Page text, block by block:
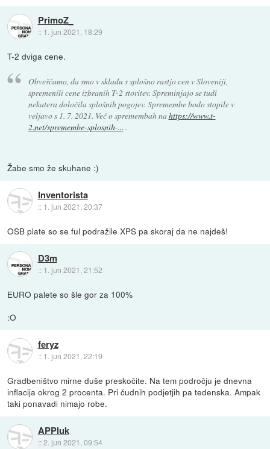
PrimoZ_
:: 1. jun 2021, 18:29
T-2 dviga cene.
Obveščamo, da smo v skladu s splošno rastjo cen v Sloveniji,
spremenili cene izbranih T-2 storitev. Spreminjajo se tudi
nekatera določila splošnih pogojev. Spremembe bodo stopile v
veljavo s 1. 7. 2021. Več o spremembah nahttps://www.t-
2.net/spremembe-splosnih-... .
Žabe smo že skuhane :)
Inventorista
:: 1. jun 2021, 20:37
OSB plate so se ful podražile XPS pa skoraj da ne najdeš!
D3m
:: 1. jun 2021, 21:52
EURO palete so šle gor za 100%
:O
feryz
:: 1. jun 2021, 22:19
Gradbeništvo mirne duše preskočite. Na tem področju je dnevna
inflacija okrog 2 procenta. Pri čudnih podjetjih pa tedenska. Ampak
taki ponavadi nimajo robe.
APPluk
::2. jun 2021, 09:54